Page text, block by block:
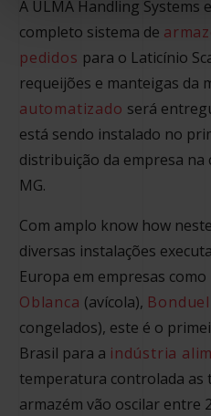
A ULMA Handling Systems
completo sistema de
pedidos para o Laticínio
requeijões e manteigas da
automatizado será
está sendo instalado no
distribuição da empresa na
MG.
Com amplo know how
diversas instalações
Europa em empresas como
Oblanca (avícola),
congelados), este é o
Brasil para a indústria
temperatura controlada as
armazém vão oscilar entre